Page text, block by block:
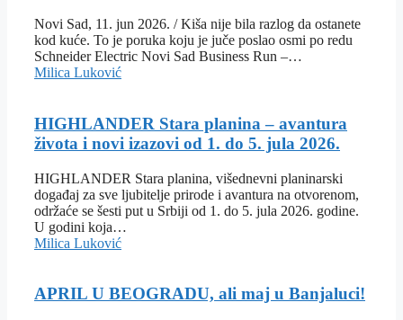
Novi Sad, 11. jun 2026. / Kiša nije bila razlog da ostanete
kod kuće. To je poruka koju je juče poslao osmi po redu
Schneider Electric Novi Sad Business Run –…
Milica Luković
HIGHLANDER Stara planina – avantura
života i novi izazovi od 1. do 5. jula 2026.
HIGHLANDER Stara planina, višednevni planinarski
događaj za sve ljubitelje prirode i avantura na otvorenom,
održaće se šesti put u Srbiji od 1. do 5. jula 2026. godine.
U godini koja…
Milica Luković
APRIL U BEOGRADU, ali maj u Banjaluci!